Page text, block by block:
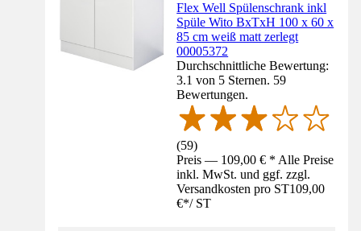
Flex Well Spülenschrank inkl
Spüle Wito BxTxH 100 x 60 x
85 cm weiß matt zerlegt
00005372
Durchschnittliche Bewertung:
3.1 von 5 Sternen. 59
Bewertungen.
(59)
Preis — 109,00 € * Alle Preise
inkl. MwSt. und ggf. zzgl.
Versandkosten pro ST109,00
€*/ ST